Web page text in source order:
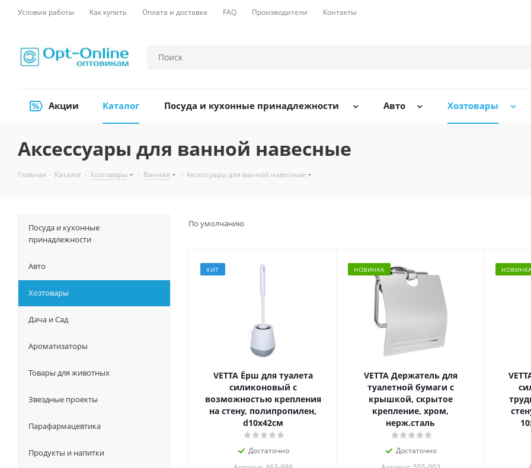
Условия работы Как купить Оплата и доставка FAQ Производители Контакты
Акции Каталог Посуда и кухонные принадлежности Авто Хозтовары
Аксессуары для ванной навесные
Главная - Каталог - Хозтовары - Ванная - Аксессуары для ванной навесные
По умолчанию
ХИТ
VETTA Ёрш для туалета
силиконовый с
возможностью крепления
на стену, полипропилен,
d10х42см
Достаточно
НОВИНКА
VETTA Держатель для
туалетной бумаги с
крышкой, скрытое
крепление, хром,
нерж.сталь
Достаточно
Посуда и кухонные
принадлежности
Авто
Хозтовары
Дача и Сад
Ароматизаторы
Товары для животных
Звездные проекты
Парафармацевтика
Продукты и напитки